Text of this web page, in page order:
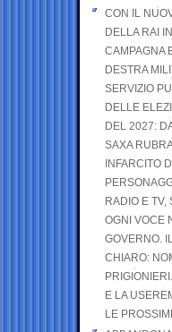
CON IL
DELLA RAI
CAMPAGNA
DESTRA
SERVIZIO
DELLE
DEL 2027:
SAXA
INFARCITO
RADIO E TV,
OGNI VOCE
GOVERNO.
CHIARO:
E LA
LE